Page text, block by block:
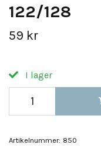
122/128
59 kr
I lager
Artikelnummer: 850